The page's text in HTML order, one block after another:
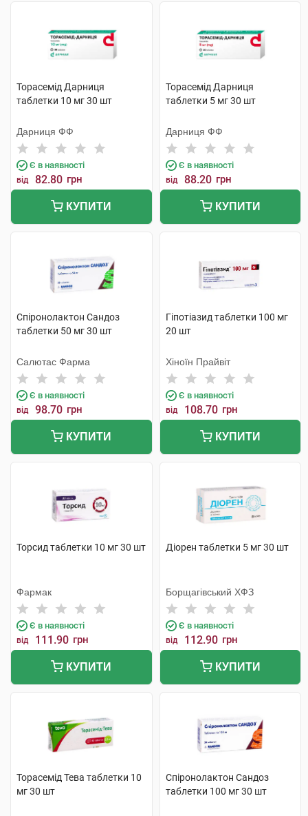
Торасемід Дарниця
таблетки 10 мг 30 шт
Дарниця ФФ
Є в наявності
від 82.80 грн
КУПИТИ
Торасемід Дарниця
таблетки 5 мг 30 шт
Дарниця ФФ
Є в наявності
від 88.20 грн
КУПИТИ
Спіронолактон Сандоз
таблетки 50 мг 30 шт
Салютас Фарма
Є в наявності
від 98.70 грн
КУПИТИ
Гіпотіазид таблетки 100 мг
20 шт
Хіноїн Прайвіт
Є в наявності
від 108.70 грн
КУПИТИ
Торсид таблетки 10 мг 30 шт
Фармак
Є в наявності
від 111.90 грн
КУПИТИ
Діорен таблетки 5 мг 30 шт
Борщагівський ХФЗ
Є в наявності
від 112.90 грн
КУПИТИ
Торасемід Тева таблетки 10
мг 30 шт
Спіронолактон Сандоз
таблетки 100 мг 30 шт